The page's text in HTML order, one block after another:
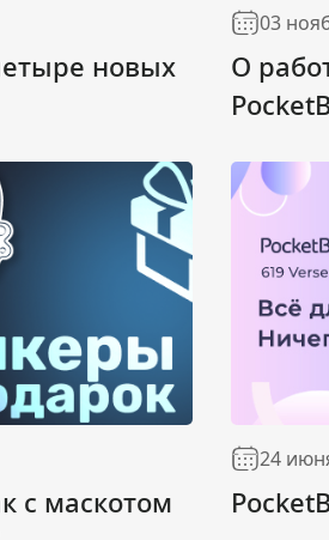
новых
03
О
с маскотом
24